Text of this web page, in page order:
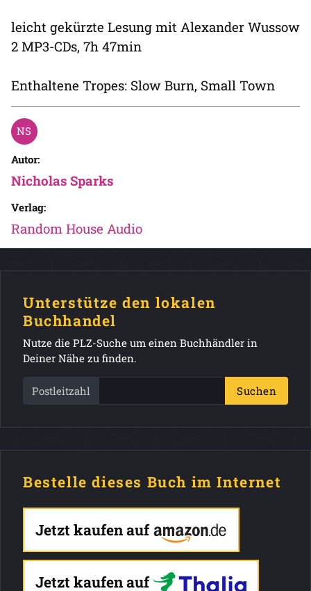
leicht gekürzte Lesung mit Alexander Wussow
2 MP3-CDs, 7h 47min
Enthaltene Tropes: Slow Burn, Small Town
Autor:
Nicholas Sparks
Verlag:
Random House Audio
Unterstütze den lokalen
Buchhandel
Nutze die PLZ-Suche um einen Buchhändler in
Deiner Nähe zu finden.
Postleitzahl Suchen
Bestelle dieses Buch im Internet
Jetzt kaufen auf
Jetzt kaufen auf